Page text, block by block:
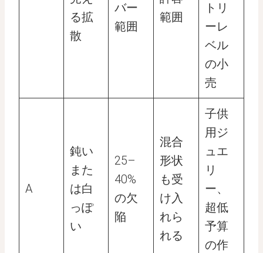
る拡
散
バー
範囲
範囲
トリ
ーレ
ベル
の小
売
A
鈍い
また
は白
っぽ
い
25–
40%
の欠
陥
混合
形状
も受
け入
れら
れる
子供
用ジ
ュエ
リ
ー、
超低
予算
の作